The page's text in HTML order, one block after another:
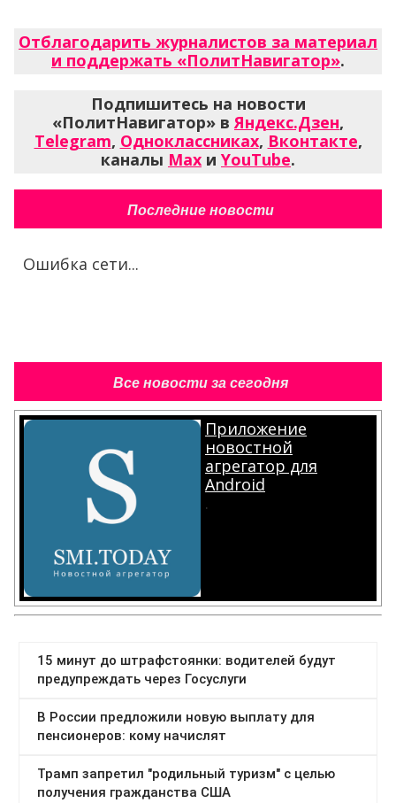
Отблагодарить журналистов за материал
и поддержать «ПолитНавигатор».
Подпишитесь на новости
«ПолитНавигатор» вЯндекс.Дзен,
Telegram, Одноклассниках, Вконтакте,
каналы Max и YouTube.
Последние новости
Ошибка сети...
Все новости за сегодня
Приложение
новостной
агрегатор для
Android
.